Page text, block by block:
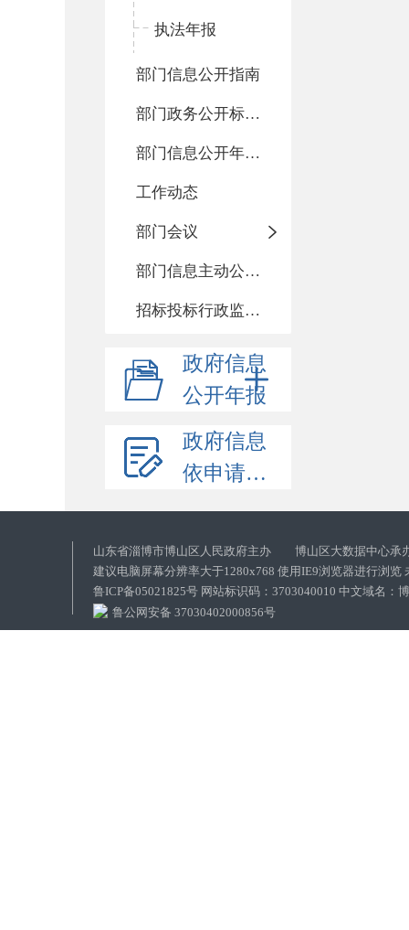
执法年报
部门信息公开指南
部门政务公开标准化目录
部门信息公开年度报告
工作动态
部门会议
部门信息主动公开基本目录
招标投标行政监督责任清单
政府信息
公开年报
政府信息
依申请公开
山东省淄博市博山区人民政府主办 博山区大数据中心承
建议电脑屏幕分辨率大于1280x768 使用IE9浏览器进行浏览
鲁ICP备05021825号 网站标识码：3703040010 中文域名：
鲁公网安备 37030402000856号